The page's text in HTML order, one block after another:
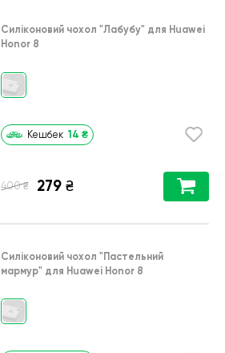
Силіконовий чохол "Лабубу" для Huawei
Honor 8
Кешбек 14 ₴
400 ₴ 279 ₴
Силіконовий чохол "Пастельний
мармур" для Huawei Honor 8